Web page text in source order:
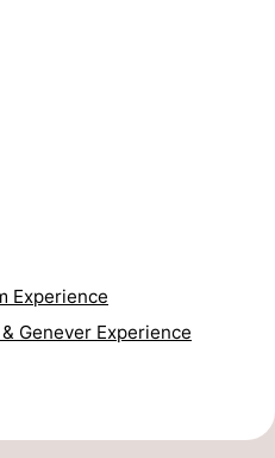
Experience
Genever Experience